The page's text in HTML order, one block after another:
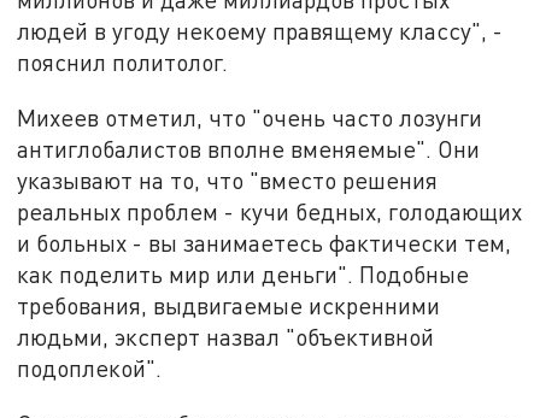
людей в угоду некоему правящему классу", -
пояснил политолог.
Михеев отметил, что "очень часто лозунги
антиглобалистов вполне вменяемые". Они
указывают на то, что "вместо решения
реальных проблем - кучи бедных, голодающих
и больных - вы занимаетесь фактически тем,
как поделить мир или деньги". Подобные
требования, выдвигаемые искренними
людьми, эксперт назвал "объективной
подоплекой".